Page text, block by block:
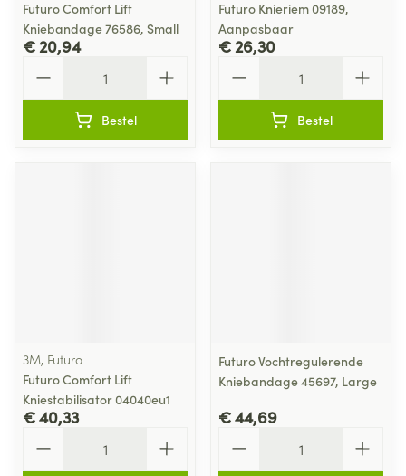
Futuro Comfort Lift
Kniebandage 76586, Small
€ 20,94
Bestel
Futuro Knieriem 09189,
Aanpasbaar
€ 26,30
Bestel
3M, Futuro
Futuro Comfort Lift
Kniestabilisator 04040eu1
€ 40,33
Futuro Vochtregulerende
Kniebandage 45697, Large
€ 44,69